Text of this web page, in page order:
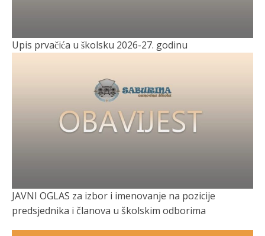
Upis prvačića u školsku 2026-27. godinu
JAVNI OGLAS za izbor i imenovanje na pozicije
predsjednika i članova u školskim odborima